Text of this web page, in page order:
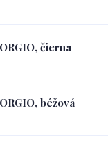
čierna
béžová